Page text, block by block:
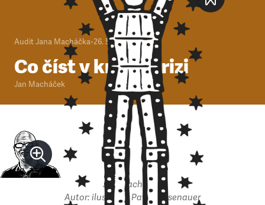
Audit Jana Macháčka•26. 5. 2010•2minuty
Co číst v krizi o krizi
Jan Macháček
Jan Macháček
Autor: ilustrace: Pavel Reisenauer